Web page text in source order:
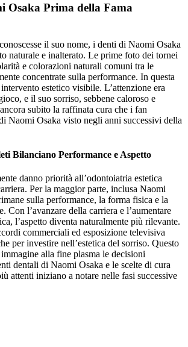
Osaka Prima della Fama
il suo nome, i denti di Naomi Osaka
naturale e inalterato. Le prime foto dei tornei
e colorazioni naturali comuni tra le
concentrate sulla performance. In questa
estetico visibile. L’attenzione era
e il suo sorriso, sebbene caloroso e
subito la raffinata cura che i fan
Naomi Osaka visto negli anni successivi della
Bilanciano Performance e Aspetto
danno priorità all’odontoiatria estetica
Per la maggior parte, inclusa Naomi
sulla performance, la forma fisica e la
Con l’avanzare della carriera e l’aumentare
l’aspetto diventa naturalmente più rilevante.
commerciali ed esposizione televisiva
per investire nell’estetica del sorriso. Questo
alla fine plasma le decisioni
dentali di Naomi Osaka e le scelte di cura
attenti iniziano a notare nelle fasi successive